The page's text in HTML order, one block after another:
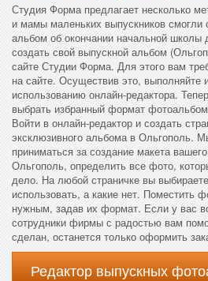
Студия Форма предлагает несколько
и мамы маленьких выпускников смогли
альбом об окончании начальной школы
создать свой выпускной альбом
сайте Студии Форма. Для этого вам
на сайте. Осуществив это, выполняйте
использованию онлайн-редактора.
выбрать избранный формат
Войти в онлайн-редактор и создать
эксклюзивного альбома в Ольгополь.
приниматься за создание макета
Ольгополь, определить все фото,
дело. На любой страничке вы
использовать, а какие нет. Поместить
нужным, задав их формат. Если у вас
сотрудники фирмы с радостью вам
сделан, останется только оформить
Редактор выпускных